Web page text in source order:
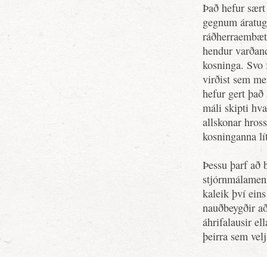
Það hefur
gegnum
hendur
kosninga.
virðist sem
hefur gert
máli skipti
allskonar
kosninganna
Þessu þarf að
kaleik því
nauðbeygðir
áhrifalausir
þeirra sem